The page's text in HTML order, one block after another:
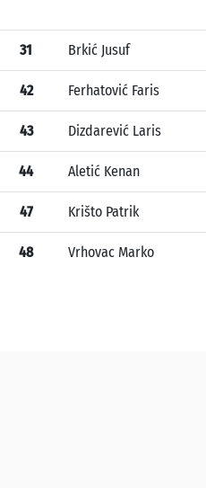
31 Brkić Jusuf
42 Ferhatović Faris
43 Dizdarević Laris
44 Aletić Kenan
47 Krišto Patrik
48 Vrhovac Marko